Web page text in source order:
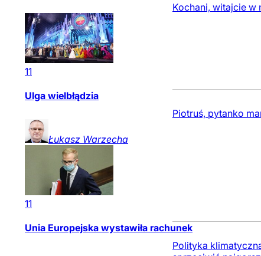
Kochani, witajcie w
11
Ulga wielbłądzia
Piotruś, pytanko
Łukasz Warzecha
11
Unia Europejska wystawiła rachunek
Polityka